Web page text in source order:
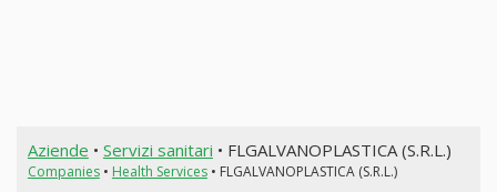
Aziende • Servizi sanitari • FLGALVANOPLASTICA (S.R.L.)
Companies• Health Services• FLGALVANOPLASTICA (S.R.L.)